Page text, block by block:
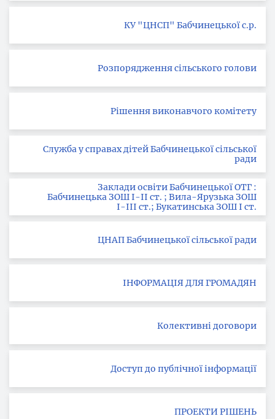
КУ "ЦНСП" Бабчинецької с.р.
Розпорядження сільського голови
Рішення виконавчого комітету
Служба у справах дітей Бабчинецької сільської
ради
Заклади освіти Бабчинецької ОТГ :
Бабчинецька ЗОШ І-ІІ ст. ; Вила-Ярузька ЗОШ
І-ІІІ ст.; Букатинська ЗОШ І ст.
ЦНАП Бабчинецької сільської ради
ІНФОРМАЦІЯ ДЛЯ ГРОМАДЯН
Колективні договори
Доступ до публічної інформації
ПРОЕКТИ РІШЕНЬ